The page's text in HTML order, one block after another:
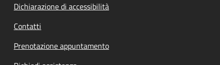
Dichiarazione di accessibilità
Contatti
Prenotazione appuntamento